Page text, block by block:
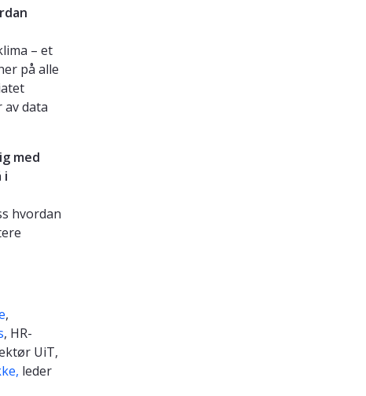
– et
på alle
data
med
i
hvordan
,
, HR-
UiT,
leder